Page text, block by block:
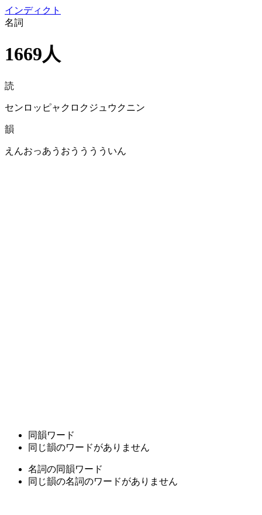
インディクト
名詞
1669人
読
センロッピャクロクジュウクニン
韻
えんおっあうおうううういん
同韻ワード
同じ韻のワードがありません
名詞の同韻ワード
同じ韻の名詞のワードがありません